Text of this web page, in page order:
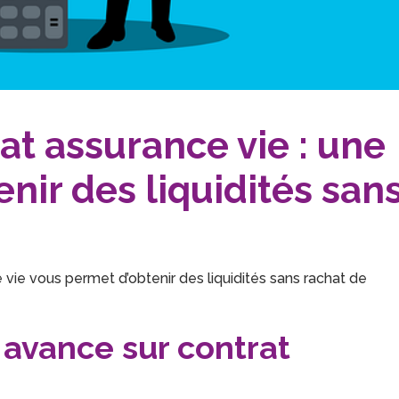
assurance vie : une
des liquidités
vous permet d’obtenir des liquidités sans rachat de
avance sur contrat